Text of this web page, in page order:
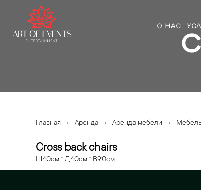
О НАС
Главная › Аренда › Аренда мебели ›
Cross back chairs
Ш40cм * Д40cм * В90cм